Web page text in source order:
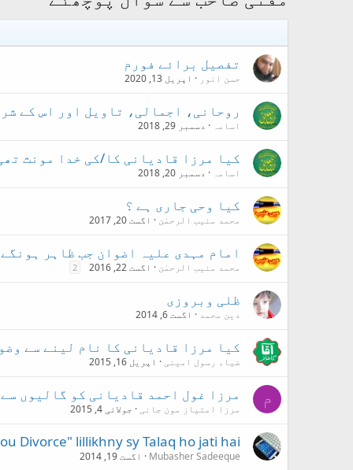
تفصیل برائے فورم
حسن انور اپریل 13, 2020
روحانی، اجمالی، تاویل اور اس کے
اسامہ دسمبر 29, 2018
کیا مرزا قادیانی کا/کی خدا مونث
اسامہ دسمبر 20, 2018
کیا وحی جاری ہے ؟
محمد منیب الرحمٰن اگست 20, 2017
امام مہدی علیہ اضوان جب ظاہر
محمد منیب الرحمٰن اگست 22, 2016 2
ظلی وبروزی
دین محمد اگست 6, 2014
کیا مرزا قادیانی کا نام لینے سے
ضیاء رسول امینی اپریل 16, 2015
م مرزا غول احمد قادیانی کو گالیوں
مرزا امتیاز مون جانی جولائی 4, 2015
Divorce" lillikhny sy Talaq ho jati hai?
Mubasher Sadeeque اگست 19, 2014